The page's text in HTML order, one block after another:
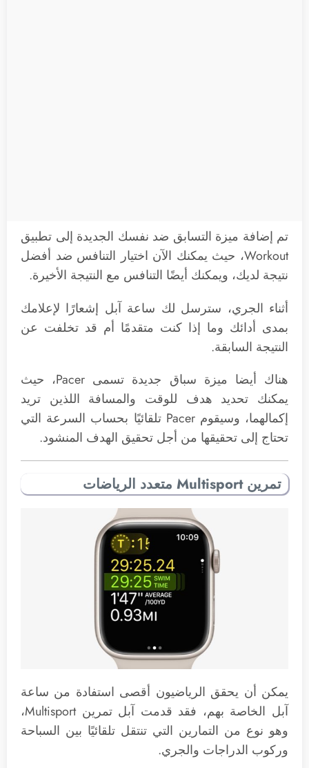
تم إضافة ميزة التسابق ضد نفسك الجديدة إلى تطبيق
Workout، حيث يمكنك الآن اختيار التنافس ضد أفضل
نتيجة لديك، ويمكنك أيضًا التنافس مع النتيجة الأخيرة.
أثناء الجري، سترسل لك ساعة آبل إشعارًا لإعلامك
بمدى أدائك وما إذا كنت متقدمًا أم قد تخلفت عن
النتيجة السابقة.
هناك أيضا ميزة سباق جديدة تسمى Pacer، حيث
يمكنك تحديد هدف للوقت والمسافة اللذين تريد
إكمالهما، وسيقوم Pacer تلقائيًا بحساب السرعة التي
تحتاج إلى تحقيقها من أجل تحقيق الهدف المنشود.
تمرين Multisport متعدد الرياضات
يمكن أن يحقق الرياضيون أقصى استفادة من ساعة
آبل الخاصة بهم، فقد قدمت آبل تمرين Multisport،
وهو نوع من التمارين التي تنتقل تلقائيًا بين السباحة
وركوب الدراجات والجري.